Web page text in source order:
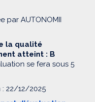
par AUTONOMII
la qualité
atteint : B
se fera sous 5
22/12/2025